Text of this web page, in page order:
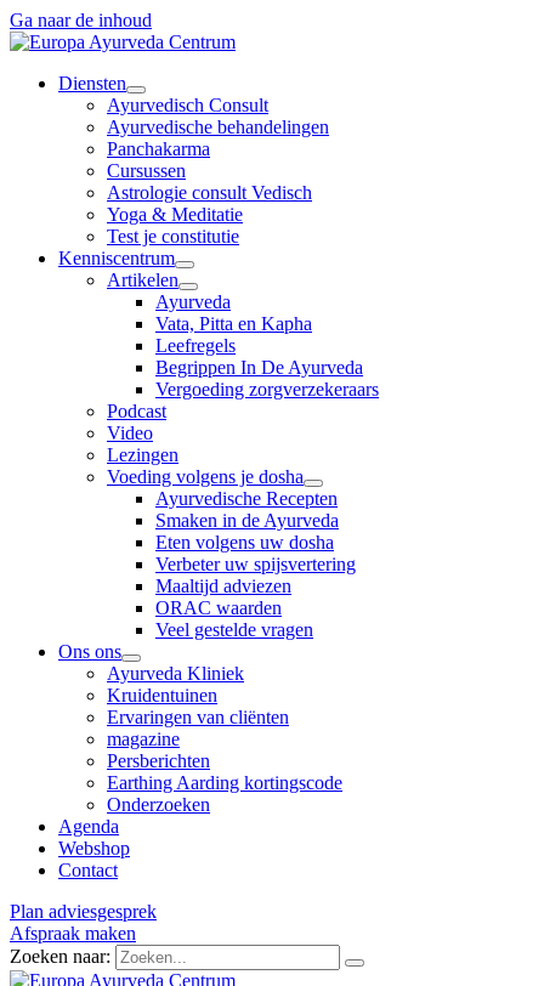
Ga naar de inhoud
Diensten
Ayurvedisch Consult
Ayurvedische behandelingen
Panchakarma
Cursussen
Astrologie consult Vedisch
Yoga & Meditatie
Test je constitutie
Kenniscentrum
Artikelen
Ayurveda
Vata, Pitta en Kapha
Leefregels
Begrippen In De Ayurveda
Vergoeding zorgverzekeraars
Podcast
Video
Lezingen
Voeding volgens je dosha
Ayurvedische Recepten
Smaken in de Ayurveda
Eten volgens uw dosha
Verbeter uw spijsvertering
Maaltijd adviezen
ORAC waarden
Veel gestelde vragen
Ons ons
Ayurveda Kliniek
Kruidentuinen
Ervaringen van cliënten
magazine
Persberichten
Earthing Aarding kortingscode
Onderzoeken
Agenda
Webshop
Contact
Plan adviesgesprek
Afspraak maken
Zoeken naar: